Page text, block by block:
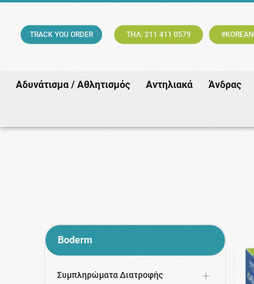
TRACK YOU ORDER ΤΗΛ: 211 411 0579 #KOREAN
Αδυνάτισμα / Αθλητισμός Αντηλιακά Άνδρας
Boderm
Συμπληρώματα Διατροφής